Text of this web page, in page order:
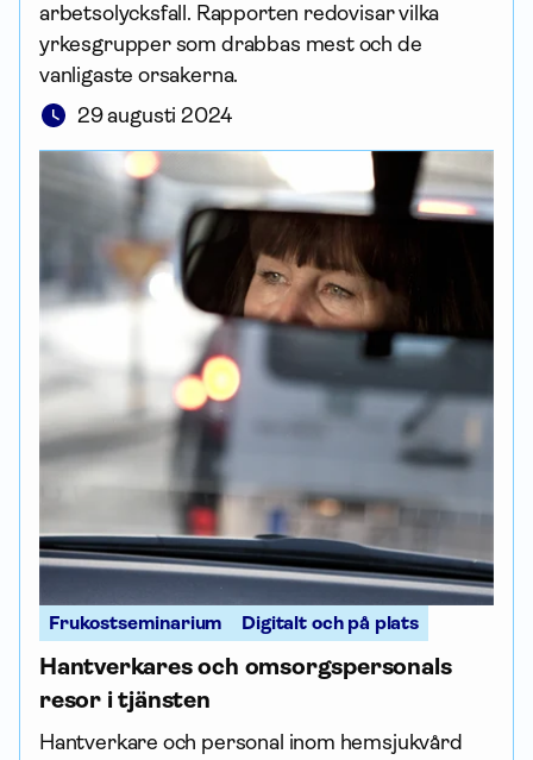
arbetsolycksfall. Rapporten redovisar vilka
yrkesgrupper som drabbas mest och de
vanligaste orsakerna.
29 augusti 2024
Frukostseminarium Digitalt och på plats
Hantverkares och omsorgspersonals
resor i tjänsten
Hantverkare och personal inom hemsjukvård